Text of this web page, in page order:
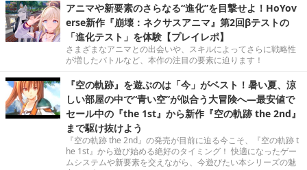
アニマや新要素のさらなる“進化”を目撃せよ！HoYov
erse新作『崩壊：ネクサスアニマ』第2回βテストの
「進化テスト」を体験【プレイレポ】
さまざまなアニマとの出会いや、スキルによってさらに戦略性
が増したバトルなど、本作の注目の要素に迫ります！
『空の軌跡』を遊ぶのは「今」がベスト！暑い夏、涼
しい部屋の中で“青い空”が似合う大冒険へ―最安値で
セール中の『the 1st』から新作『空の軌跡 the 2nd』
まで駆け抜けよう
『空の軌跡 the 2nd』の発売が目前に迫る今こそ、『空の軌跡 t
he 1st』から遊び始める絶好のタイミング！ 快適になったゲー
ムシステムや新要素を交えながら、今遊びたい本シリーズの魅